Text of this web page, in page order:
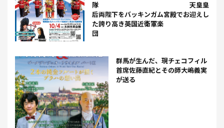
隊 天皇皇
后両陛下をバッキンガム宮殿でお迎えし
た誇り高き英国近衛軍楽
団
群馬が生んだ、現チェコフィル
首席佐藤直紀とその師大嶋義実
が送る